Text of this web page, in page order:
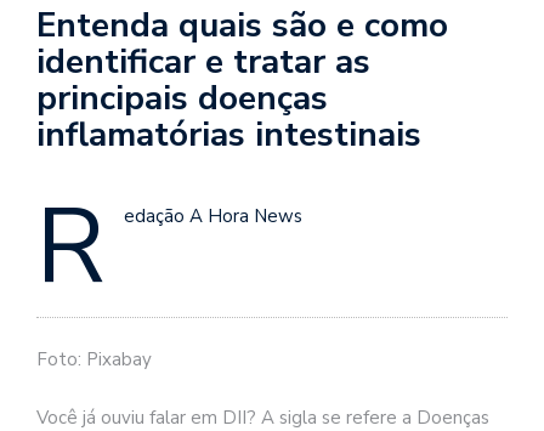
Entenda quais são e como
identificar e tratar as
principais doenças
inflamatórias intestinais
R edação A Hora News
Foto: Pixabay
Você já ouviu falar em DII? A sigla se refere a Doenças